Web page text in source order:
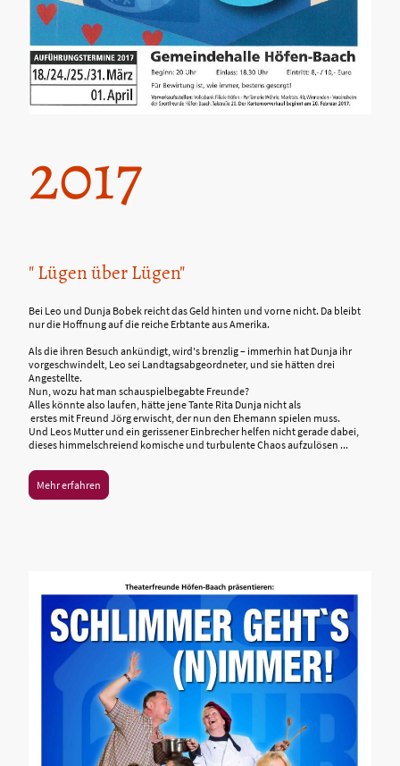
2017
" Lügen über Lügen"
Bei Leo und Dunja Bobek reicht das Geld hinten und vorne nicht. Da bleibt
nur die Hoffnung auf die reiche Erbtante aus Amerika.
Als die ihren Besuch ankündigt, wird's brenzlig – immerhin hat Dunja ihr
vorgeschwindelt, Leo sei Landtagsabgeordneter, und sie hätten drei
Angestellte.
Nun, wozu hat man schauspielbegabte Freunde?
Alles könnte also laufen, hätte jene Tante Rita Dunja nicht als
erstes mit Freund Jörg erwischt, der nun den Ehemann spielen muss.
Und Leos Mutter und ein gerissener Einbrecher helfen nicht gerade dabei,
dieses himmelschreiend komische und turbulente Chaos aufzulösen ...
Mehr erfahren